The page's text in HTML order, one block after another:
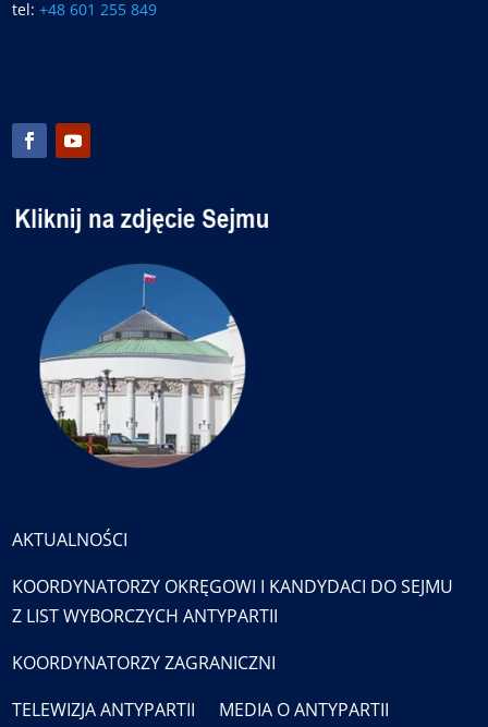
tel:+48 601 255 849
AKTUALNOŚCI
KOORDYNATORZY OKRĘGOWI I KANDYDACI DO SEJMU
Z LIST WYBORCZYCH ANTYPARTII
KOORDYNATORZY ZAGRANICZNI
TELEWIZJA ANTYPARTII
MEDIA O ANTYPARTII